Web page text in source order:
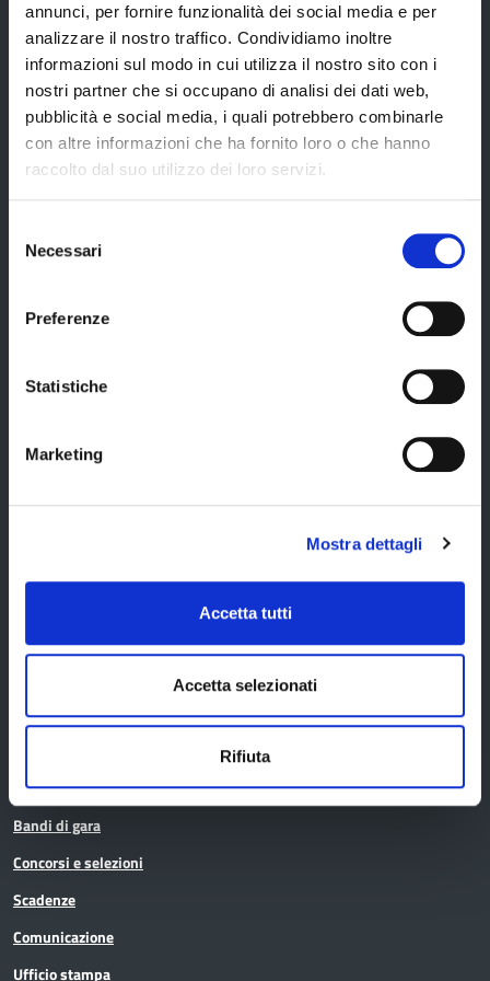
annunci, per fornire funzionalità dei social media e per
analizzare il nostro traffico. Condividiamo inoltre
informazioni sul modo in cui utilizza il nostro sito con i
nostri partner che si occupano di analisi dei dati web,
pubblicità e social media, i quali potrebbero combinarle
con altre informazioni che ha fornito loro o che hanno
raccolto dal suo utilizzo dei loro servizi.
delNecessari
Preferenze
Statistiche
Marketing
Mostra dettagli
Accetta tutti
Accetta selezionati
Rifiuta
Servizi
Servizi online
Modulistica
Difensore Civico
Ufficio Associato del Contenzioso tributario e della consulenza fiscale
(UAC)
Cerca persone
La Provincia informa
Amministrazione trasparente
Avvisi pubblici
Bandi di gara
Concorsi e selezioni
Scadenze
Comunicazione
Ufficio stampa